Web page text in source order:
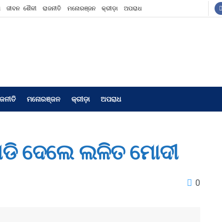
ଜୀବନ ଶୈଳୀ ରାଜନୀତି ମନୋରଞ୍ଜନ କ୍ରୀଡ଼ା ଅପରାଧ
ମନୋରଞ୍ଜନ କ୍ରୀଡ଼ା ଅପରାଧ
ଦେଲେ ଲଳିତ ମୋଦୀ
0